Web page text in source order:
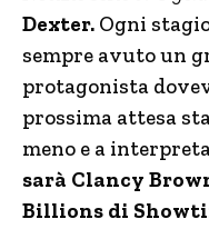
Dexter. Ogni
sempre avuto un
protagonista
prossima attesa
meno e a
sarà Clancy
Billions di